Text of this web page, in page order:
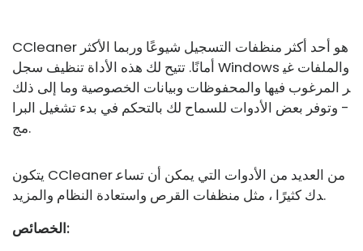
CCleaner هو أحد أكثر منظفات التسجيل شيوعًا وربما الأكثر
أمانًا. تتيح لك هذه الأداة تنظيف سجل Windows والملفات غي
ر المرغوب فيها والمحفوظات وبيانات الخصوصية وما إلى ذلك
- وتوفر بعض الأدوات للسماح لك بالتحكم في بدء تشغيل البرا
مج.
يتكون CCleaner من العديد من الأدوات التي يمكن أن تساع
دك كثيرًا ، مثل منظفات القرص واستعادة النظام والمزيد.
الخصائص: